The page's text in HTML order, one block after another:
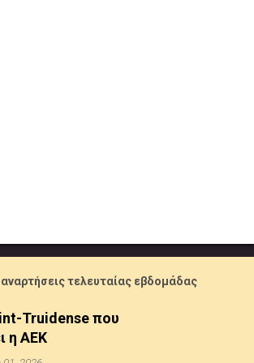
τελευταίας εβδομάδας
Truidense που
η ΑΕΚ